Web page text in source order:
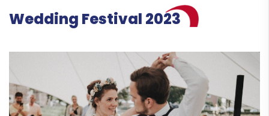
Wedding Festival 2023